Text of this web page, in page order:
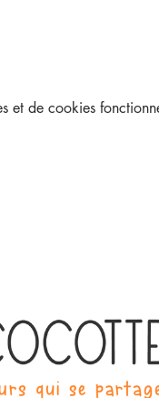
et de cookies